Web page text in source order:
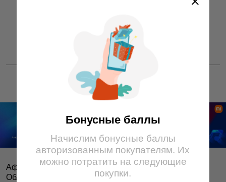
Бонусные баллы
Начислим бонусные баллы
авторизованным покупателям. Их
можно потратить на следующие
покупки.
Афіша і білеты BezKassira.by ©
Облачная система продажи билетов, 2013 — 2026